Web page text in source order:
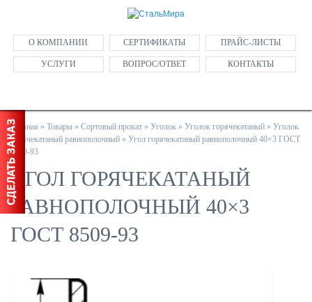
О КОМПАНИИ СЕРТИФИКАТЫ ПРАЙС-ЛИСТЫ
УСЛУГИ ВОПРОС/ОТВЕТ КОНТАКТЫ
Главная » Товары » Сортовый прокат » Уголок » Уголок горячекатаный » Уголок
горячекатаный равнополочный » Угол горячекатаный равнополочный 40×3 ГОСТ
8509-93
УГОЛ ГОРЯЧЕКАТАНЫЙ
РАВНОПОЛОЧНЫЙ 40×3
ГОСТ 8509-93